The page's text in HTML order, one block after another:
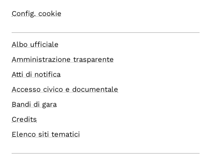
Config. cookie
Albo ufficiale
Amministrazione trasparente
Atti di notifica
Accesso civico e documentale
Bandi di gara
Credits
Elenco siti tematici